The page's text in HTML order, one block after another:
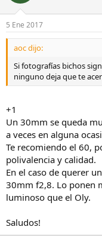
5 Ene 2017
aoc dijo:
Si fotografías bichos
ninguno deja que te
+1
Un 30mm se queda
a veces en alguna
Te recomiendo el 60,
polivalencia y calidad.
En el caso de querer
30mm f2,8. Lo ponen
luminoso que el Oly.
Saludos!